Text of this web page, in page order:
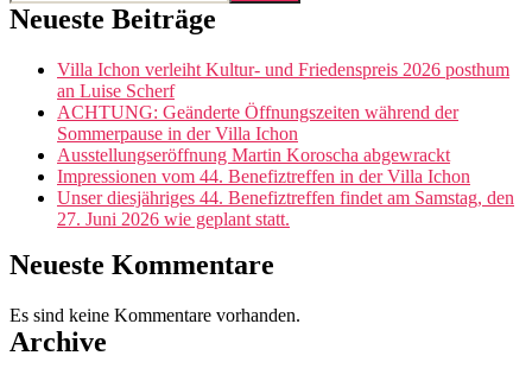
Neueste Beiträge
Villa Ichon verleiht Kultur- und Friedenspreis 2026 posthum
an Luise Scherf
ACHTUNG: Geänderte Öffnungszeiten während der
Sommerpause in der Villa Ichon
Ausstellungseröffnung Martin Koroscha abgewrackt
Impressionen vom 44. Benefiztreffen in der Villa Ichon
Unser diesjähriges 44. Benefiztreffen findet am Samstag, den
27. Juni 2026 wie geplant statt.
Neueste Kommentare
Es sind keine Kommentare vorhanden.
Archive